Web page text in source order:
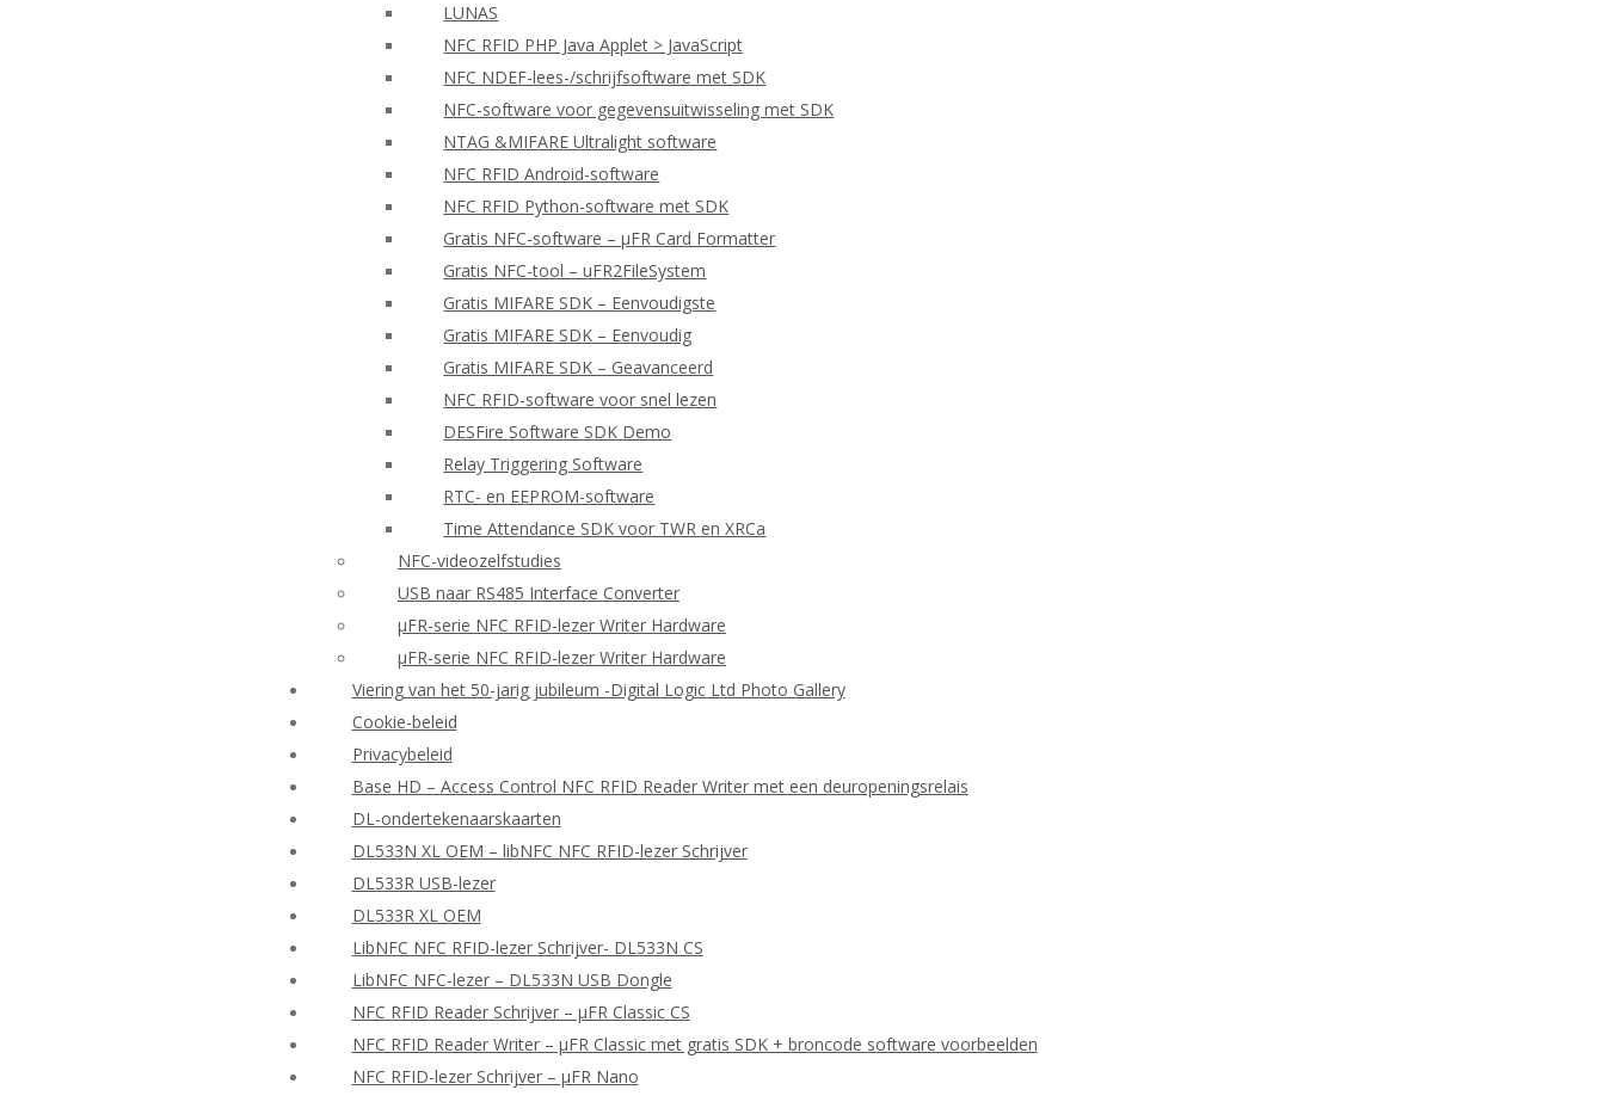
LUNAS
NFC RFID PHP Java Applet > JavaScript
NFC NDEF-lees-/schrijfsoftware met SDK
NFC-software voor gegevensuitwisseling met SDK
NTAG &MIFARE Ultralight software
NFC RFID Android-software
NFC RFID Python-software met SDK
Gratis NFC-software – μFR Card Formatter
Gratis NFC-tool – uFR2FileSystem
Gratis MIFARE SDK – Eenvoudigste
Gratis MIFARE SDK – Eenvoudig
Gratis MIFARE SDK – Geavanceerd
NFC RFID-software voor snel lezen
DESFire Software SDK Demo
Relay Triggering Software
RTC- en EEPROM-software
Time Attendance SDK voor TWR en XRCa
NFC-videozelfstudies
USB naar RS485 Interface Converter
μFR-serie NFC RFID-lezer Writer Hardware
μFR-serie NFC RFID-lezer Writer Hardware
Viering van het 50-jarig jubileum -Digital Logic Ltd Photo Gallery
Cookie-beleid
Privacybeleid
Base HD – Access Control NFC RFID Reader Writer met een deuropeningsrelais
DL-ondertekenaarskaarten
DL533N XL OEM – libNFC NFC RFID-lezer Schrijver
DL533R USB-lezer
DL533R XL OEM
LibNFC NFC RFID-lezer Schrijver- DL533N CS
LibNFC NFC-lezer – DL533N USB Dongle
NFC RFID Reader Schrijver – μFR Classic CS
NFC RFID Reader Writer – μFR Classic met gratis SDK + broncode software voorbeelden
NFC RFID-lezer Schrijver – μFR Nano